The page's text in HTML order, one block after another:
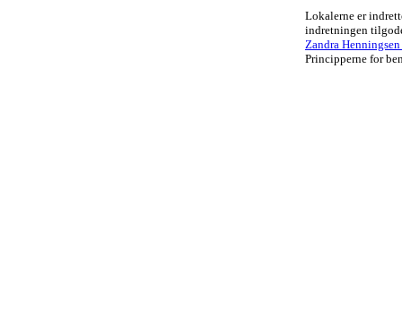
Lokalerne er
indretningen
Zandra Henningsen
Principperne for